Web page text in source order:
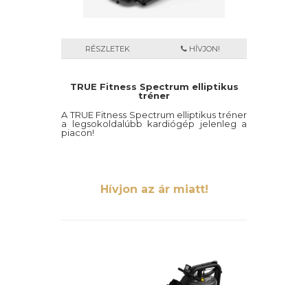
RÉSZLETEK HÍVJON!
TRUE Fitness Spectrum elliptikus
tréner
A TRUE Fitness Spectrum elliptikus tréner
a legsokoldalúbb kardiógép jelenleg a
piacon!
Hívjon az ár miatt!